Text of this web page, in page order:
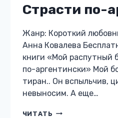
Страсти по-
Жанр: Короткий
Анна Ковалева
книги «Мой распутный
по-аргентински» Мой
тиран.. Он вспыльчив,
невыносим. А еще…
ЧИТАТЬ МОЙ